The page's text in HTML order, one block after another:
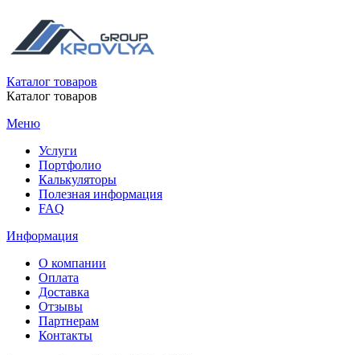
Каталог товаров
Каталог товаров
Меню
Услуги
Портфолио
Калькуляторы
Полезная информация
FAQ
Информация
О компании
Оплата
Доставка
Отзывы
Партнерам
Контакты